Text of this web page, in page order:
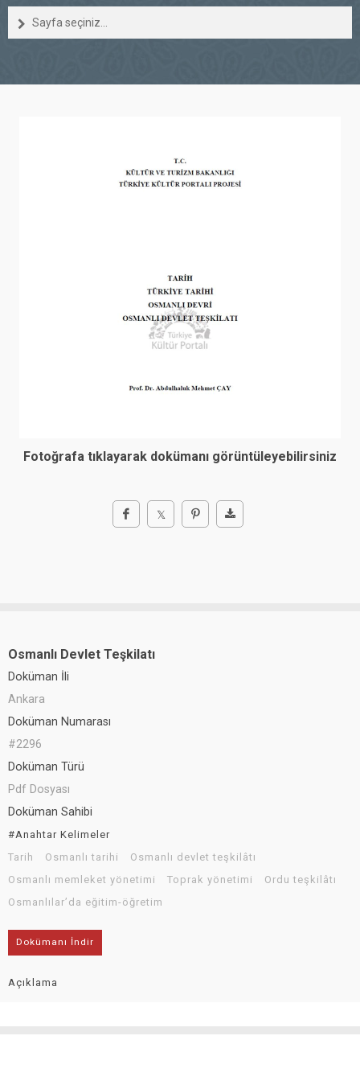
Sayfa seçiniz...
Fotoğrafa tıklayarak dokümanı görüntüleyebilirsiniz
Osmanlı Devlet Teşkilatı
Doküman İli
Ankara
Doküman Numarası
#2296
Doküman Türü
Pdf Dosyası
Doküman Sahibi
#Anahtar Kelimeler
Tarih
Osmanlı tarihi
Osmanlı devlet teşkilâtı
Osmanlı memleket yönetimi
Toprak yönetimi
Ordu teşkilâtı
Osmanlılar’da eğitim-öğretim
Dokümanı İndir
Açıklama